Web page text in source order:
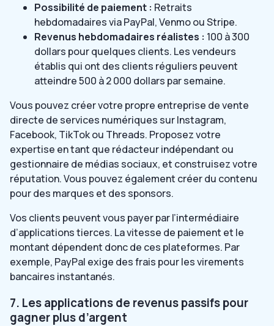
Possibilité de paiement : Retraits
hebdomadaires via PayPal, Venmo ou Stripe.
Revenus hebdomadaires réalistes : 100 à 300
dollars pour quelques clients. Les vendeurs
établis qui ont des clients réguliers peuvent
atteindre 500 à 2 000 dollars par semaine.
Vous pouvez créer votre propre entreprise de vente
directe de services numériques sur Instagram,
Facebook, TikTok ou Threads. Proposez votre
expertise en tant que rédacteur indépendant ou
gestionnaire de médias sociaux, et construisez votre
réputation. Vous pouvez également créer du contenu
pour des marques et des sponsors.
Vos clients peuvent vous payer par l’intermédiaire
d’applications tierces. La vitesse de paiement et le
montant dépendent donc de ces plateformes. Par
exemple, PayPal exige des frais pour les virements
bancaires instantanés.
7. Les applications de revenus passifs pour
gagner plus d’argent